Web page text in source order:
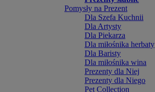
Pomysły na Prezent
Dla Szefa Kuchnii
Dla Artysty
Dla Piekarza
Dla miłośnika herbaty
Dla Baristy
Dla miłośnika wina
Prezenty dla Niej
Prezenty dla Niego
Pet Collection